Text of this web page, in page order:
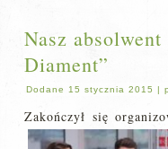
Nasz
Diament”
Dodane 15 stycznia 2015 |
Zakończył się org